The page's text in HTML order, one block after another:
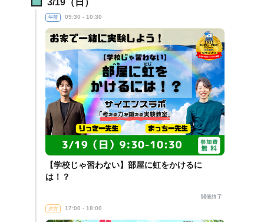
午前 09:30 - 10:30
【学校じゃ習わない】部屋に虹をかけるに
は！？
開催終了
夕方 17:00 - 18:00